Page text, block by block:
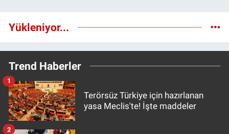
Yükleniyor...
Trend Haberler
Terörsüz Türkiye için hazırlanan
yasa Meclis'te! İşte maddeler
1
2